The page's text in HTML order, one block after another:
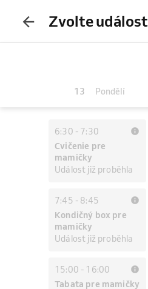
Zvolte událost
13 Pondělí
6:30 - 7:30
Cvičenie pre
mamičky
Událost již proběhla
7:45 - 8:45
Kondičný box pre
mamičky
Událost již proběhla
15:00 - 16:00
Tabata pre mamičky